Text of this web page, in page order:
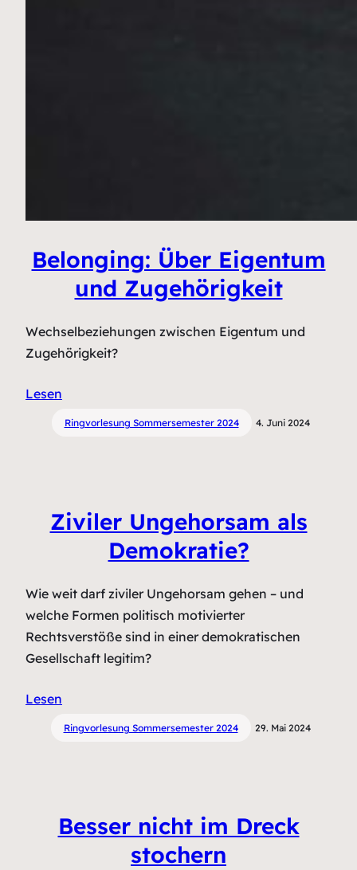
Belonging: Über Eigentum
und Zugehörigkeit
Wechselbeziehungen zwischen Eigentum und
Zugehörigkeit?
Lesen
Ringvorlesung Sommersemester 2024 4. Juni 2024
Ziviler Ungehorsam als
Demokratie?
Wie weit darf ziviler Ungehorsam gehen – und
welche Formen politisch motivierter
Rechtsverstöße sind in einer demokratischen
Gesellschaft legitim?
Lesen
Ringvorlesung Sommersemester 2024 29. Mai 2024
Besser nicht im Dreck
stochern